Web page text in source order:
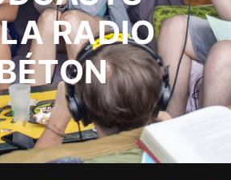
RADIO